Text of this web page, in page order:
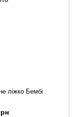
ліжко Бембі